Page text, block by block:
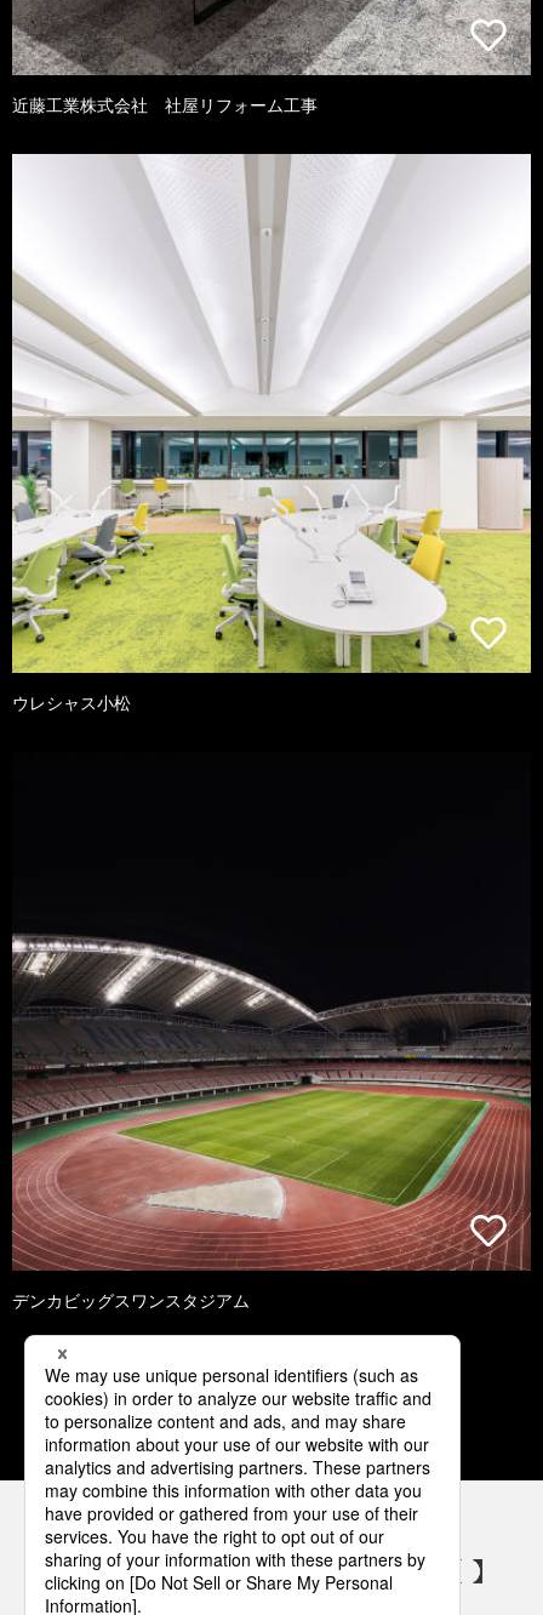
近藤工業株式会社 社屋リフォーム工事
ウレシャス小松
デンカビッグスワンスタジアム
1 2 3 4 5
パナソニックの電気設備 SNSアカウント